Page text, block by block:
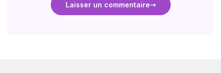
Laisser un commentaire